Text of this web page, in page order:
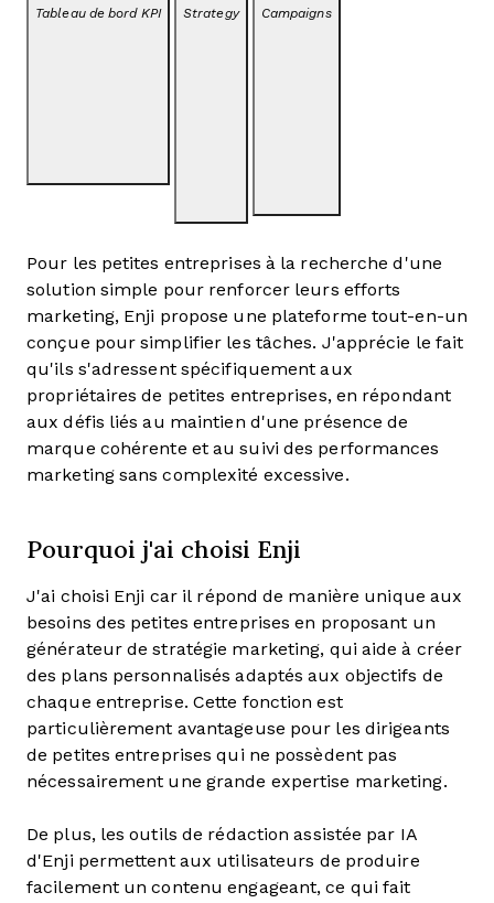
Tableau de bord KPI Strategy Campaigns
Pour les petites entreprises à la recherche d'une
solution simple pour renforcer leurs efforts
marketing, Enji propose une plateforme tout-en-un
conçue pour simplifier les tâches. J'apprécie le fait
qu'ils s'adressent spécifiquement aux
propriétaires de petites entreprises, en répondant
aux défis liés au maintien d'une présence de
marque cohérente et au suivi des performances
marketing sans complexité excessive.
Pourquoi j'ai choisi Enji
J'ai choisi Enji car il répond de manière unique aux
besoins des petites entreprises en proposant un
générateur de stratégie marketing, qui aide à créer
des plans personnalisés adaptés aux objectifs de
chaque entreprise. Cette fonction est
particulièrement avantageuse pour les dirigeants
de petites entreprises qui ne possèdent pas
nécessairement une grande expertise marketing.
De plus, les outils de rédaction assistée par IA
d'Enji permettent aux utilisateurs de produire
facilement un contenu engageant, ce qui fait